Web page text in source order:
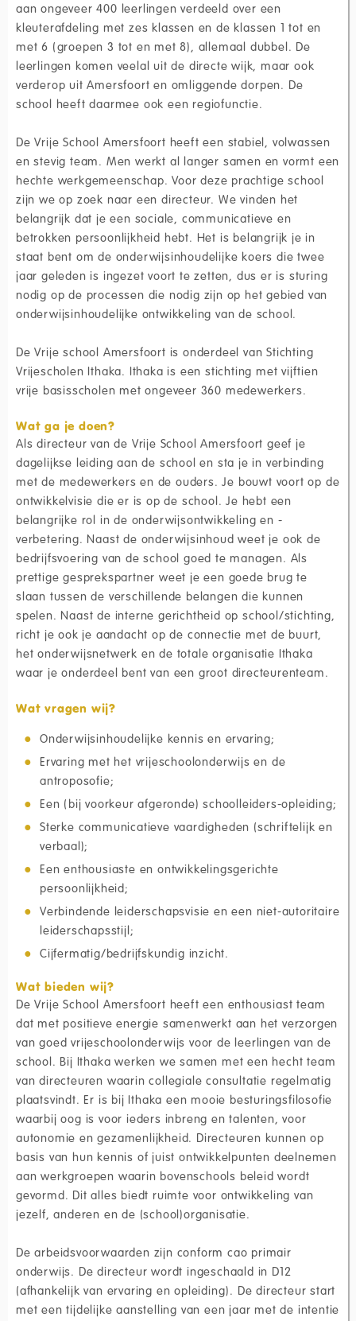
aan ongeveer 400 leerlingen verdeeld over een
kleuterafdeling met zes klassen en de klassen 1 tot en
met 6 (groepen 3 tot en met 8), allemaal dubbel. De
leerlingen komen veelal uit de directe wijk, maar ook
verderop uit Amersfoort en omliggende dorpen. De
school heeft daarmee ook een regiofunctie.
De Vrije School Amersfoort heeft een stabiel, volwassen
en stevig team. Men werkt al langer samen en vormt een
hechte werkgemeenschap. Voor deze prachtige school
zijn we op zoek naar een directeur. We vinden het
belangrijk dat je een sociale, communicatieve en
betrokken persoonlijkheid hebt. Het is belangrijk je in
staat bent om de onderwijsinhoudelijke koers die twee
jaar geleden is ingezet voort te zetten, dus er is sturing
nodig op de processen die nodig zijn op het gebied van
onderwijsinhoudelijke ontwikkeling van de school.
De Vrije school Amersfoort is onderdeel van Stichting
Vrijescholen Ithaka. Ithaka is een stichting met vijftien
vrije basisscholen met ongeveer 360 medewerkers.
Wat ga je doen?
Als directeur van de Vrije School Amersfoort geef je
dagelijkse leiding aan de school en sta je in verbinding
met de medewerkers en de ouders. Je bouwt voort op de
ontwikkelvisie die er is op de school. Je hebt een
belangrijke rol in de onderwijsontwikkeling en -
verbetering. Naast de onderwijsinhoud weet je ook de
bedrijfsvoering van de school goed te managen. Als
prettige gesprekspartner weet je een goede brug te
slaan tussen de verschillende belangen die kunnen
spelen. Naast de interne gerichtheid op school/stichting,
richt je ook je aandacht op de connectie met de buurt,
het onderwijsnetwerk en de totale organisatie Ithaka
waar je onderdeel bent van een groot directeurenteam.
Wat vragen wij?
Onderwijsinhoudelijke kennis en ervaring;
Ervaring met het vrijeschoolonderwijs en de
antroposofie;
Een (bij voorkeur afgeronde) schoolleiders-opleiding;
Sterke communicatieve vaardigheden (schriftelijk en
verbaal);
Een enthousiaste en ontwikkelingsgerichte
persoonlijkheid;
Verbindende leiderschapsvisie en een niet-autoritaire
leiderschapsstijl;
Cijfermatig/bedrijfskundig inzicht.
Wat bieden wij?
De Vrije School Amersfoort heeft een enthousiast team
dat met positieve energie samenwerkt aan het verzorgen
van goed vrijeschoolonderwijs voor de leerlingen van de
school. Bij Ithaka werken we samen met een hecht team
van directeuren waarin collegiale consultatie regelmatig
plaatsvindt. Er is bij Ithaka een mooie besturingsfilosofie
waarbij oog is voor ieders inbreng en talenten, voor
autonomie en gezamenlijkheid. Directeuren kunnen op
basis van hun kennis of juist ontwikkelpunten deelnemen
aan werkgroepen waarin bovenschools beleid wordt
gevormd. Dit alles biedt ruimte voor ontwikkeling van
jezelf, anderen en de (school)organisatie.
De arbeidsvoorwaarden zijn conform cao primair
onderwijs. De directeur wordt ingeschaald in D12
(afhankelijk van ervaring en opleiding). De directeur start
met een tijdelijke aanstelling van een jaar met de intentie